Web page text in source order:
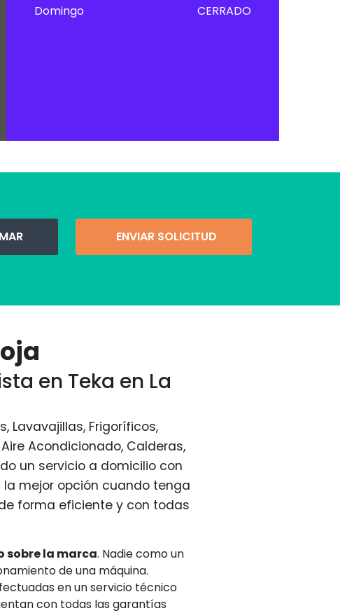
Domingo
CERRADO
ENVIAR SOLICITUD
en Teka en La
Lavavajillas, Frigoríficos,
Acondicionado, Calderas,
un servicio a domicilio con
mejor opción cuando tenga
forma eficiente y con todas
sobre la marca. Nadie como un
de una máquina.
en un servicio técnico
con todas las garantías